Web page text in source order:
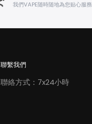
我們VAPE随時随地為您贴心服務
聯繫我們
聯絡方式：7x24小時